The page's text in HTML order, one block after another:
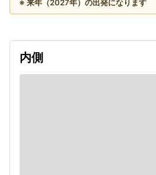
※ 来年（2027年）の出発になります
内側